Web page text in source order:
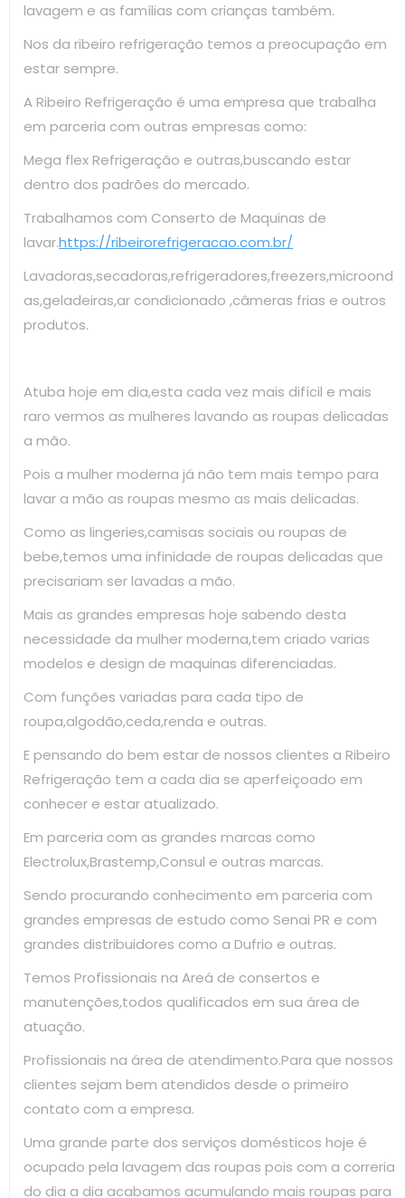
lavagem e as famílias com crianças também.
Nos da ribeiro refrigeração temos a preocupação em
estar sempre.
A Ribeiro Refrigeração é uma empresa que trabalha
em parceria com outras empresas como:
Mega flex Refrigeração e outras,buscando estar
dentro dos padrões do mercado.
Trabalhamos com Conserto de Maquinas de
lavar.https://ribeirorefrigeracao.com.br/
Lavadoras,secadoras,refrigeradores,freezers,microond
as,geladeiras,ar condicionado ,câmeras frias e outros
produtos.
Atuba hoje em dia,esta cada vez mais difícil e mais
raro vermos as mulheres lavando as roupas delicadas
a mão.
Pois a mulher moderna já não tem mais tempo para
lavar a mão as roupas mesmo as mais delicadas.
Como as lingeries,camisas sociais ou roupas de
bebe,temos uma infinidade de roupas delicadas que
precisariam ser lavadas a mão.
Mais as grandes empresas hoje sabendo desta
necessidade da mulher moderna,tem criado varias
modelos e design de maquinas diferenciadas.
Com funções variadas para cada tipo de
roupa,algodão,ceda,renda e outras.
E pensando do bem estar de nossos clientes a Ribeiro
Refrigeração tem a cada dia se aperfeiçoado em
conhecer e estar atualizado.
Em parceria com as grandes marcas como
Electrolux,Brastemp,Consul e outras marcas.
Sendo procurando conhecimento em parceria com
grandes empresas de estudo como Senai PR e com
grandes distribuidores como a Dufrio e outras.
Temos Profissionais na Areá de consertos e
manutenções,todos qualificados em sua área de
atuação.
Profissionais na área de atendimento.Para que nossos
clientes sejam bem atendidos desde o primeiro
contato com a empresa.
Uma grande parte dos serviços domésticos hoje é
ocupado pela lavagem das roupas pois com a correria
do dia a dia acabamos acumulando mais roupas para